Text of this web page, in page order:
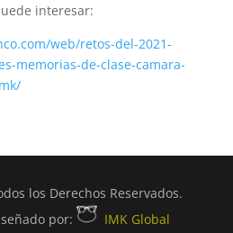
interesar:
web/retos-del-2021-
memorias-de-clase-camara-
los Derechos Reservados.
por:
IMK Global